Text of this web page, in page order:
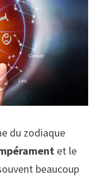
du zodiaque
et le
beaucoup